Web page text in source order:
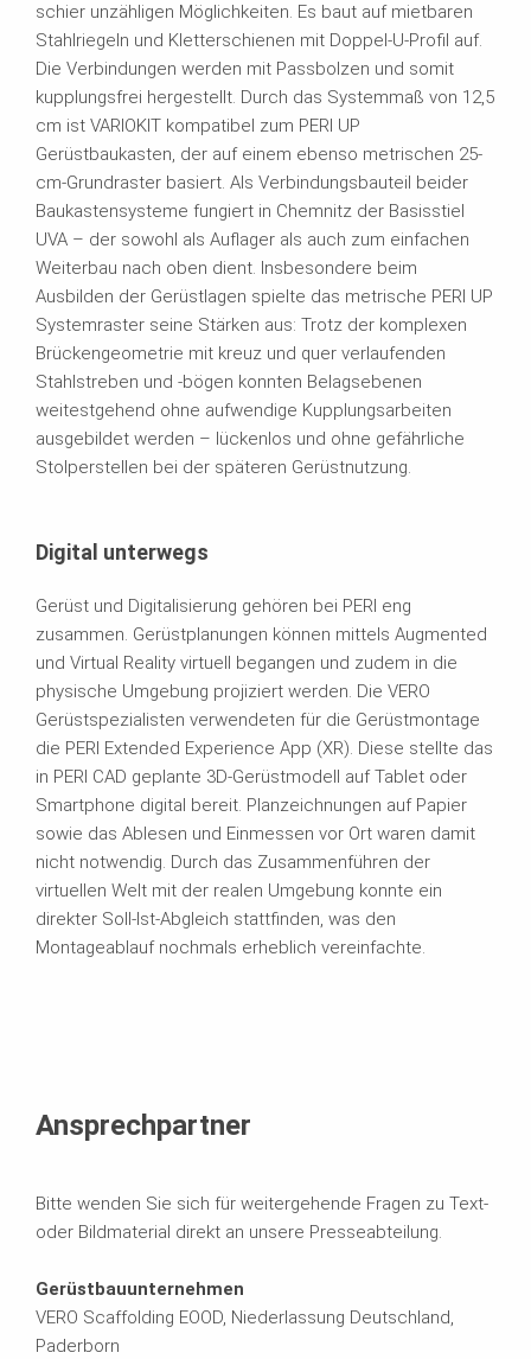
schier unzähligen Möglichkeiten. Es baut auf mietbaren
Stahlriegeln und Kletterschienen mit Doppel-U-Profil auf.
Die Verbindungen werden mit Passbolzen und somit
kupplungsfrei hergestellt. Durch das Systemmaß von 12,5
cm ist VARIOKIT kompatibel zum PERI UP
Gerüstbaukasten, der auf einem ebenso metrischen 25-
cm-Grundraster basiert. Als Verbindungsbauteil beider
Baukastensysteme fungiert in Chemnitz der Basisstiel
UVA – der sowohl als Auflager als auch zum einfachen
Weiterbau nach oben dient. Insbesondere beim
Ausbilden der Gerüstlagen spielte das metrische PERI UP
Systemraster seine Stärken aus: Trotz der komplexen
Brückengeometrie mit kreuz und quer verlaufenden
Stahlstreben und -bögen konnten Belagsebenen
weitestgehend ohne aufwendige Kupplungsarbeiten
ausgebildet werden – lückenlos und ohne gefährliche
Stolperstellen bei der späteren Gerüstnutzung.
Digital unterwegs
Gerüst und Digitalisierung gehören bei PERI eng
zusammen. Gerüstplanungen können mittels Augmented
und Virtual Reality virtuell begangen und zudem in die
physische Umgebung projiziert werden. Die VERO
Gerüstspezialisten verwendeten für die Gerüstmontage
die PERI Extended Experience App (XR). Diese stellte das
in PERI CAD geplante 3D-Gerüstmodell auf Tablet oder
Smartphone digital bereit. Planzeichnungen auf Papier
sowie das Ablesen und Einmessen vor Ort waren damit
nicht notwendig. Durch das Zusammenführen der
virtuellen Welt mit der realen Umgebung konnte ein
direkter Soll-Ist-Abgleich stattfinden, was den
Montageablauf nochmals erheblich vereinfachte.
Ansprechpartner
Bitte wenden Sie sich für weitergehende Fragen zu Text-
oder Bildmaterial direkt an unsere Presseabteilung.
Gerüstbauunternehmen
VERO Scaffolding EOOD, Niederlassung Deutschland,
Paderborn